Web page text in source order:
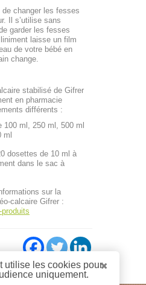
de changer les fesses
Il s’utilise sans
garder les fesses
laisse un film
de votre bébé en
change.
stabilisé de Gifrer
en pharmacie
différents :
100 ml, 250 ml, 500 ml
ml
dosettes de 10 ml à
dans le sac à
sur la
calcaire Gifrer :
utilise les cookies pour
uniquement.